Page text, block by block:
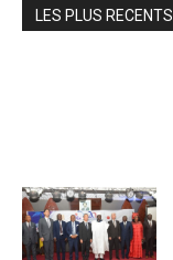
LES PLUS RECENTS